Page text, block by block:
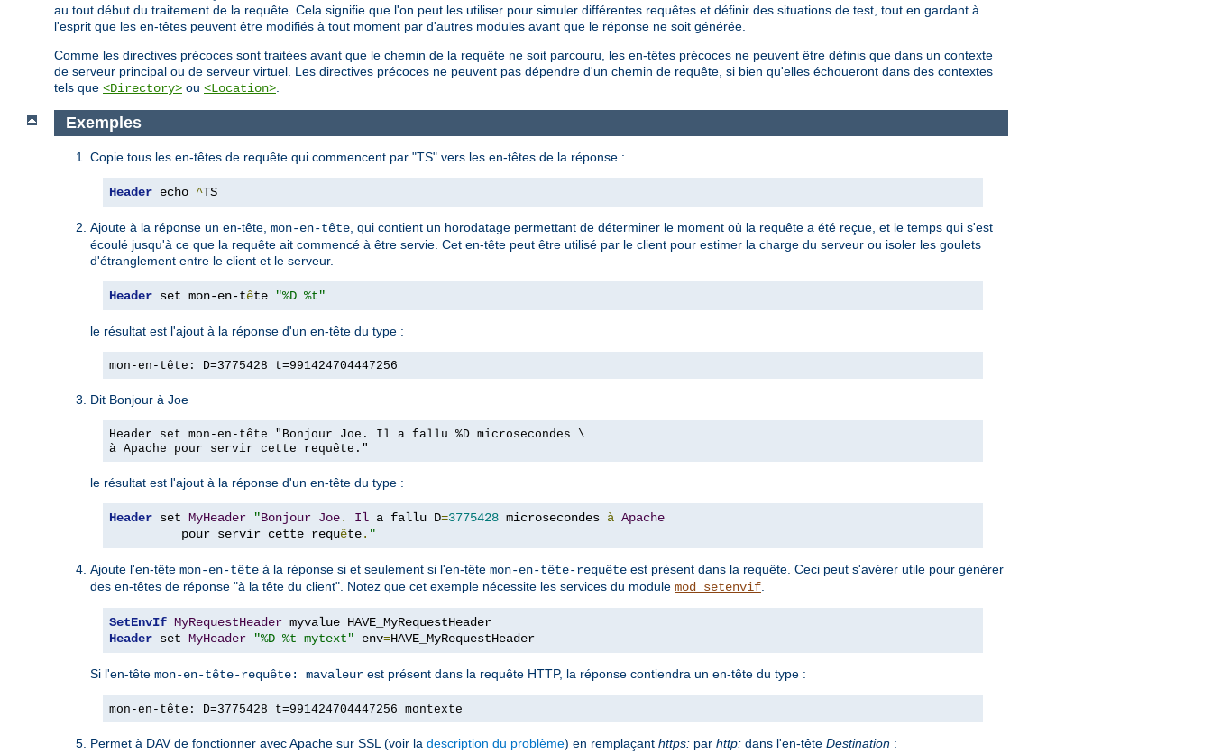
au tout début du traitement de la requête. Cela signifie que l'on peut les utiliser pour simuler différentes requêtes et définir des situations de test, tout en gardant à
l'esprit que les en-têtes peuvent être modifiés à tout moment par d'autres modules avant que le réponse ne soit générée.
Comme les directives précoces sont traitées avant que le chemin de la requête ne soit parcouru, les en-têtes précoces ne peuvent être définis que dans un contexte
de serveur principal ou de serveur virtuel. Les directives précoces ne peuvent pas dépendre d'un chemin de requête, si bien qu'elles échoueront dans des contextes
tels que <Directory> ou <Location>.
Exemples
Copie tous les en-têtes de requête qui commencent par "TS" vers les en-têtes de la réponse :
Header echo ^TS
Ajoute à la réponse un en-tête, mon-en-tête , qui contient un horodatage permettant de déterminer le moment où la requête a été reçue, et le temps qui s'est
écoulé jusqu'à ce que la requête ait commencé à être servie. Cet en-tête peut être utilisé par le client pour estimer la charge du serveur ou isoler les goulets
d'étranglement entre le client et le serveur.
Header set mon-en-tête "%D %t"
le résultat est l'ajout à la réponse d'un en-tête du type :
mon-en-tête: D=3775428 t=991424704447256
Dit Bonjour à Joe
Header set mon-en-tête "Bonjour Joe. Il a fallu %D microsecondes \
à Apache pour servir cette requête."
le résultat est l'ajout à la réponse d'un en-tête du type :
Header set MyHeader "Bonjour Joe. Il a fallu D=3775428 microsecondes à Apache
          pour servir cette requ
ête. "
Ajoute l'en-tête mon-en-tête à la réponse si et seulement si l'en-tête mon-en-tête-requête est présent dans la requête. Ceci peut s'avérer utile pour générer
des en-têtes de réponse "à la tête du client". Notez que cet exemple nécessite les services du module mod_setenvif
SetEnvIf MyRequestHeader
Header set MyHeader "%D %t mytext" env=HAVE_MyRequestHeader
Si l'en-tête mon-en-tête-requête: mavaleur est présent dans la requête HTTP, la réponse contiendra un en-tête du type :
mon-en-tête: D=3775428 t=991424704447256 montexte
Permet à DAV de fonctionner avec Apache sur SSL (voir la description du problème) en remplaçant https: par http: dans l'en-tête Destination :